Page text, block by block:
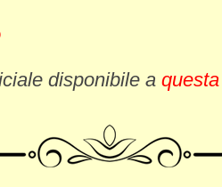
disponibile a